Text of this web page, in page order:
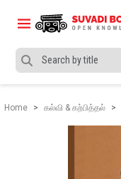
Home கல்வி & கற்பித்தல்